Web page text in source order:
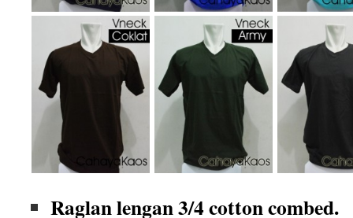
Raglan lengan 3/4 cotton combed.